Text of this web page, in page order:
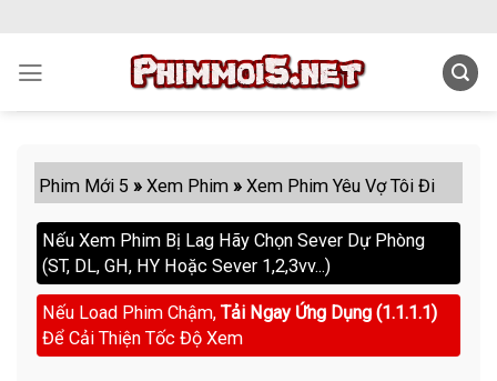
content
Phim Mới 5 »Xem Phim »Xem Phim Yêu Vợ Tôi Đi
Nếu Xem Phim Bị Lag Hãy Chọn Sever Dự Phòng
(ST, DL, GH, HY Hoặc Sever 1,2,3vv...)
Nếu Load Phim Chậm, Tải Ngay Ứng Dụng (1.1.1.1)
Để Cải Thiện Tốc Độ Xem